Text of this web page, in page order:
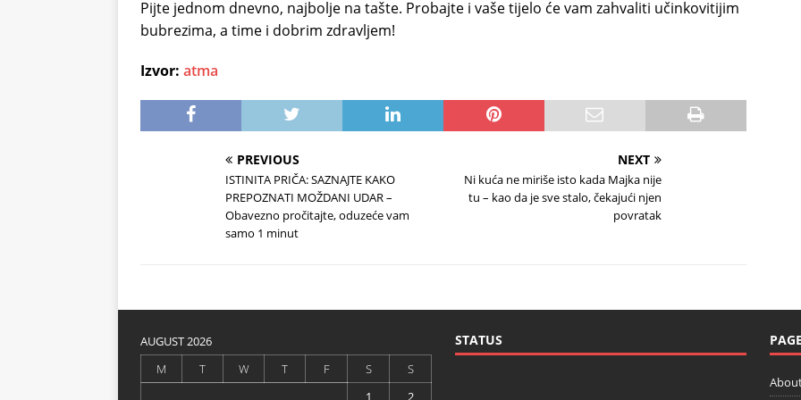
Pijte jednom dnevno, najbolje na tašte. Probajte i vaše tijelo će vam zahvaliti učinkovitijim
bubrezima, a time i dobrim zdravljem!
Izvor: atma
PREVIOUS
ISTINITA PRIČA: SAZNAJTE KAKO
PREPOZNATI MOŽDANI UDAR –
Obavezno pročitajte, oduzeće vam
samo 1 minut
NEXT
Ni kuća ne miriše isto kada Majka nije
tu – kao da je sve stalo, čekajući njen
povratak
AUGUST 2026
M
T W T F S
S
1
2
STATUS